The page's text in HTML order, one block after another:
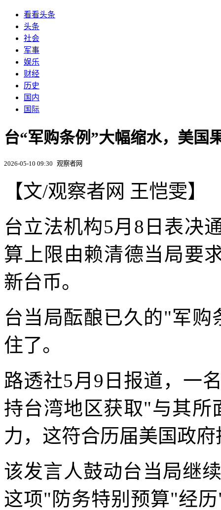
看看头条
头条
社会
军事
娱乐
财经
历史
国内
国际
台“军购条例”大幅缩水，美国
2026-05-10 09:30 观察者网
【文/观察者网 王恺雯】
台立法机构5月8日表决
算上限由赖清德当局要
新台币。
台当局酝酿已久的"军
住了。
路透社5月9日报道，一
持台湾地区获取"与其所
力，这符合历届美国政
该发言人鼓动台当局继
这项"防务特别预算"经